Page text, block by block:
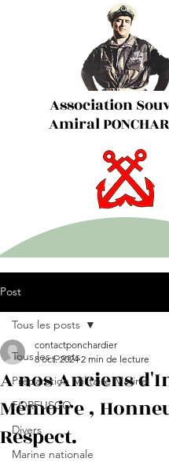
Association
Amiral
Post
Tous les posts
Préparation Militaire Marine
FORFUSCO
Divers
Marine nationale
Tous les posts
A nos Anciens
Mémoire ,
Respect.
contactponchardier
8 oct. 2024 2 min de lecture